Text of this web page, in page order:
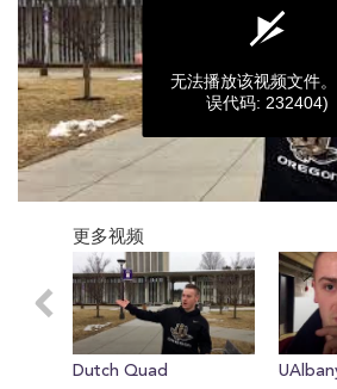
seconds
seconds
无法播放该视频文件。
误代码: 232404)
更多视频
Dutch Quad